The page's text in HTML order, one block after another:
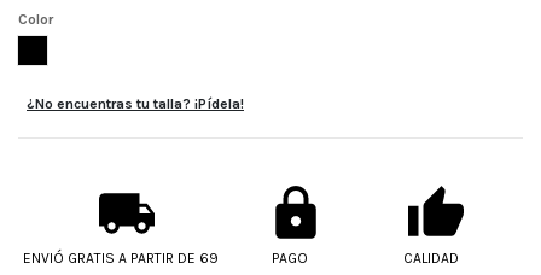
Color
¿No encuentras tu talla? ¡Pídela!
ENVIÓ GRATIS A PARTIR DE 69
PAGO
CALIDAD